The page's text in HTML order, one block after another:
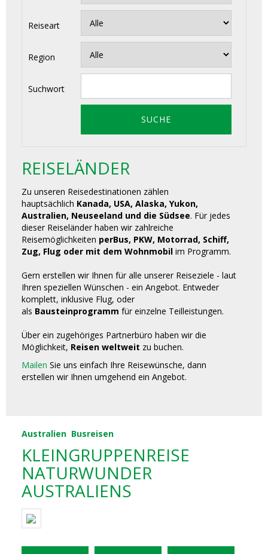
Reiseart
Region
Suchwort
REISELÄNDER
Zu unseren Reisedestinationen zählen
hauptsächlich Kanada, USA, Alaska, Yukon,
Australien, Neuseeland und die Südsee. Für jedes
dieser Reiseländer haben wir zahlreiche
Reisemöglichkeiten perBus, PKW, Motorrad, Schiff,
Zug, Flug oder mit dem Wohnmobil im Programm.
Gern erstellen wir Ihnen für alle unserer Reiseziele - laut
Ihren speziellen Wünschen - ein Angebot. Entweder
komplett, inklusive Flug, oder
als Bausteinprogramm für einzelne Teilleistungen.
Über ein zugehöriges Partnerbüro haben wir die
Möglichkeit, Reisen weltweit zu buchen.
Mailen Sie uns einfach Ihre Reisewünsche, dann
erstellen wir Ihnen umgehend ein Angebot.
Australien Busreisen
KLEINGRUPPENREISE
NATURWUNDER
AUSTRALIENS